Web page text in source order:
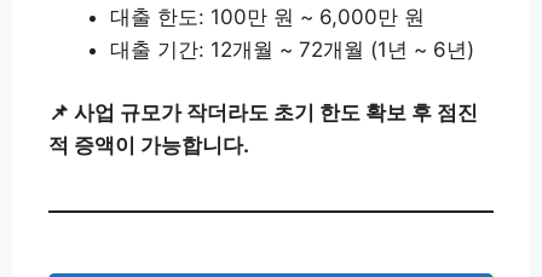
대출 한도: 100만 원 ~ 6,000만 원
대출 기간: 12개월 ~ 72개월 (1년 ~ 6년)
📌 사업 규모가 작더라도 초기 한도 확보 후 점진
적 증액이 가능합니다.